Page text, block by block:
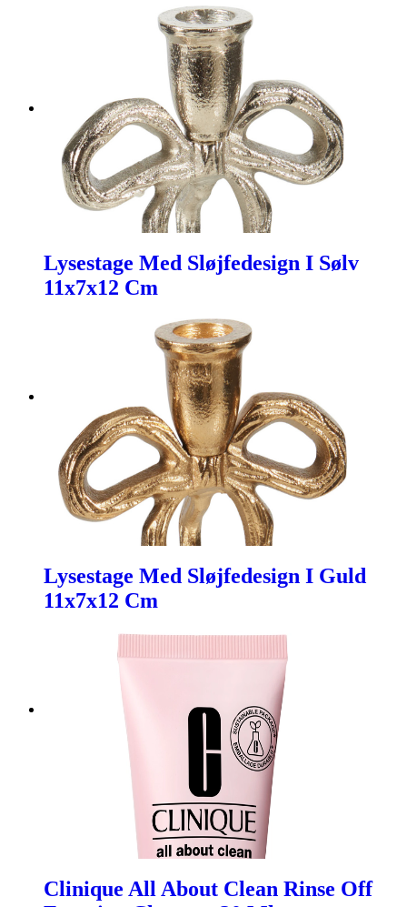
Lysestage Med Sløjfedesign I Sølv
11x7x12 Cm
Lysestage Med Sløjfedesign I Guld
11x7x12 Cm
Clinique All About Clean Rinse Off